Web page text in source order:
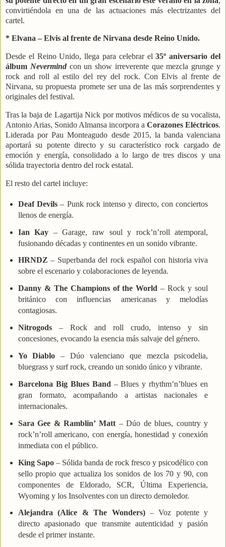
convirtiéndola en una de las actuaciones más electrizantes del
cartel.
* Elvana – Elvis al frente de Nirvana desde Reino Unido.
Desde el Reino Unido, llega para celebrar el35º aniversario del
álbum Nevermindcon un show irreverente que mezcla grunge y
rock and roll al estilo del rey del rock. Con Elvis al frente de
Nirvana, su propuesta promete ser una de las más sorprendentes y
originales del festival.
Tras la baja de Lagartija Nick por motivos médicos de su vocalista,
Antonio Arias, Sonido Almansa incorpora a Corazones Eléctricos.
Liderada por Pau Monteagudo desde 2015, la banda valenciana
aportará su potente directo y su característico rock cargado de
emoción y energía, consolidado a lo largo de tres discos y una
sólida trayectoria dentro del rock estatal.
El resto del cartel incluye:
Deaf Devils– Punk rock intenso y directo, con conciertos
llenos de energía.
Ian Kay – Garage, raw soul y rock’n’roll atemporal,
fusionando décadas y continentes en un sonido vibrante.
HRNDZ – Superbanda del rock español con historia viva
sobre el escenario y colaboraciones de leyenda.
Danny & The Champions of the World – Rock y soul
británico con influencias americanas y melodías
contagiosas.
Nitrogods– Rock and roll crudo, intenso y sin
concesiones, evocando la esencia más salvaje del género.
Yo Diablo – Dúo valenciano que mezcla psicodelia,
bluegrass y surf rock, creando un sonido único y vibrante.
Barcelona Big Blues Band – Blues y rhythm’n’blues en
gran formato, acompañando a artistas nacionales e
internacionales.
Sara Gee & Ramblin’ Matt– Dúo de blues, country y
rock’n’roll americano, con energía, honestidad y conexión
inmediata con el público.
King Sapo– Sólida banda de rock fresco y psicodélico con
sello propio que actualiza los sonidos de los 70 y 90, con
componentes de Eldorado, SCR, Última Experiencia,
Wyoming y los Insolventes con un directo demoledor.
Alejandra (Alice & The Wonders)– Voz potente y
directo apasionado que transmite autenticidad y pasión
desde el primer instante.